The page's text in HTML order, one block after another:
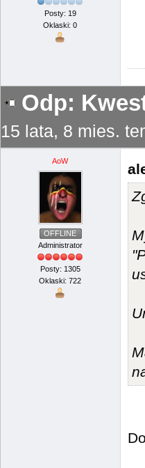
Posty: 19
Oklaski: 0
Odp:
15 lata, 8 mies.
AoW
OFFLINE
Administrator
Posty: 1305
Oklaski: 722